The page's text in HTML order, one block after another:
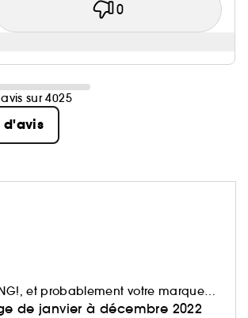
0
sur 4025
d'avis
et probablement votre marque
de janvier à décembre 2022